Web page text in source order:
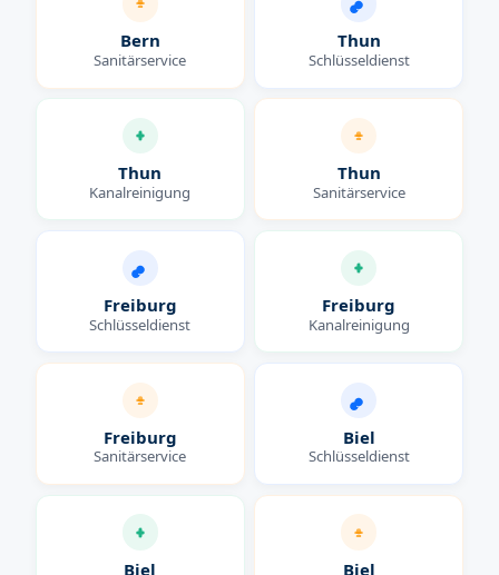
Bern
Sanitärservice
Thun
Schlüsseldienst
Thun
Kanalreinigung
Thun
Sanitärservice
Freiburg
Schlüsseldienst
Freiburg
Kanalreinigung
Freiburg
Sanitärservice
Biel
Schlüsseldienst
Biel Biel